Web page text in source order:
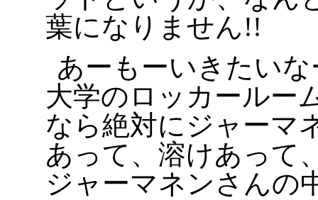
葉になりません!!
あーもーいきたい
大学のロッカールー
なら絶対にジャーマ
あって、溶けあって
ジャーマネンさんの